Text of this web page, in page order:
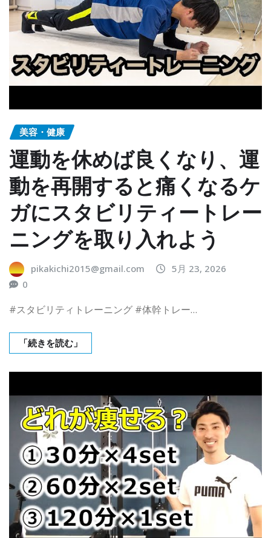
美容・健康
運動を休めば良くなり、運
動を再開すると痛くなるケ
ガにスタビリティートレー
ニングを取り入れよう
pikakichi2015@gmail.com
5月 23, 2026
0
#スタビリティトレーニング #体幹トレー…
「続きを読む」